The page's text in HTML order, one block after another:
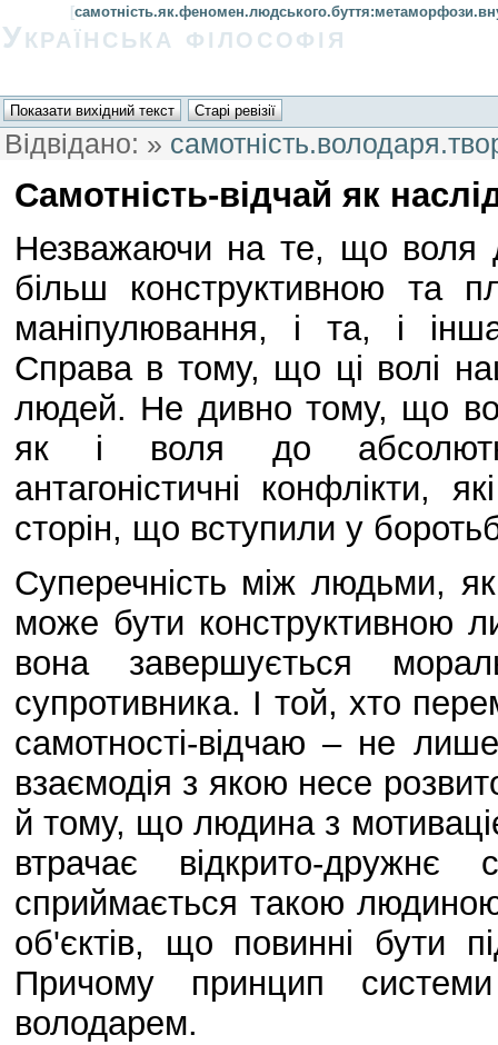
[
Українська філософія
Відвідано: »
Самотність-відчай як
Незважаючи на те, що воля
більш конструктивною та
маніпулювання, і та, і
Справа в тому, що ці волі
людей. Не дивно тому, що
як і воля до
антагоністичні конфлікти,
сторін, що вступили у
Суперечність між людьми,
може бути конструктивною
вона завершується
супротивника. І той, хто
самотності-відчаю – не
взаємодія з якою несе
й тому, що людина з
втрачає відкрито-
сприймається такою
об'єктів, що повинні бути
Причому принцип
володарем.